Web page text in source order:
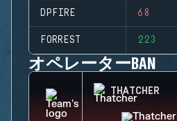
DPFIRE 68
FORREST 223
オペレーターBAN
THATCHER